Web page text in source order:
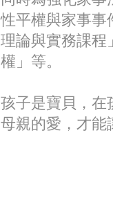
性平權與家事事
理論與實務課程
權」等。
孩子是寶貝，在
母親的愛，才